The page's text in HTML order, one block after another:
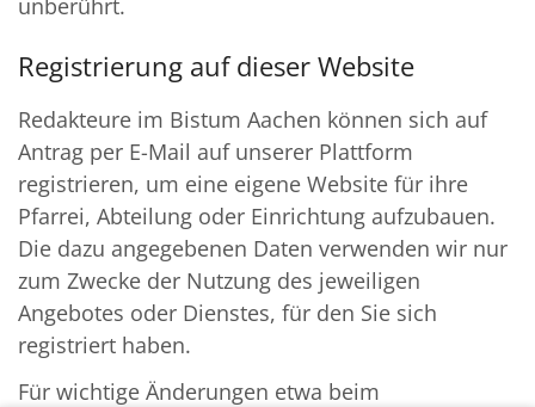
Registrierung auf dieser Website
Redakteure im Bistum Aachen können sich auf
Antrag per E-Mail auf unserer Plattform
registrieren, um eine eigene Website für ihre
Pfarrei, Abteilung oder Einrichtung aufzubauen.
Die dazu angegebenen Daten verwenden wir nur
zum Zwecke der Nutzung des jeweiligen
Angebotes oder Dienstes, für den Sie sich
registriert haben.
Für wichtige Änderungen etwa beim